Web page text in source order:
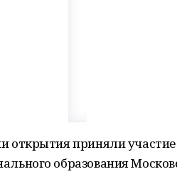
открытия приняли
образования